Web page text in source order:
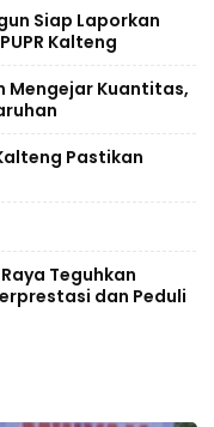
Siap Laporkan
Kalteng
Mengejar Kuantitas,
Pastikan
Teguhkan
dan Peduli